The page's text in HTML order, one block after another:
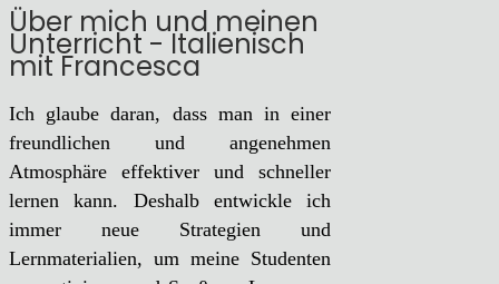
Über mich und meinen
Unterricht - Italienisch
mit Francesca
Ich glaube daran, dass man in einer
freundlichen und angenehmen
Atmosphäre effektiver und schneller
lernen kann. Deshalb entwickle ich
immer neue Strategien und
Lernmaterialien, um meine Studenten